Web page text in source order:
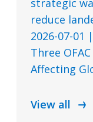
strategic
reduce
2026-07-01
Three
Affecting
View all